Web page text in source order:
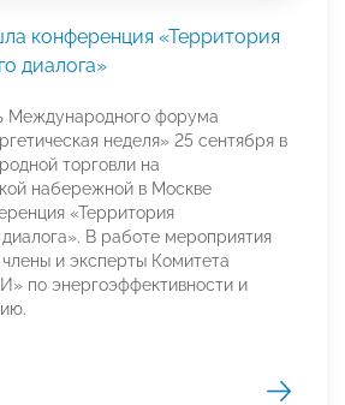
конференция «Территория
диалога»
Международного форума
неделя» 25 сентября в
торговли на
набережной в Москве
«Территория
диалога». В работе мероприятия
и эксперты Комитета
по энергоэффективности и